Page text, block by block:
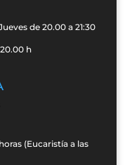
de 20.00 a 21:30
h
(Eucaristía a las